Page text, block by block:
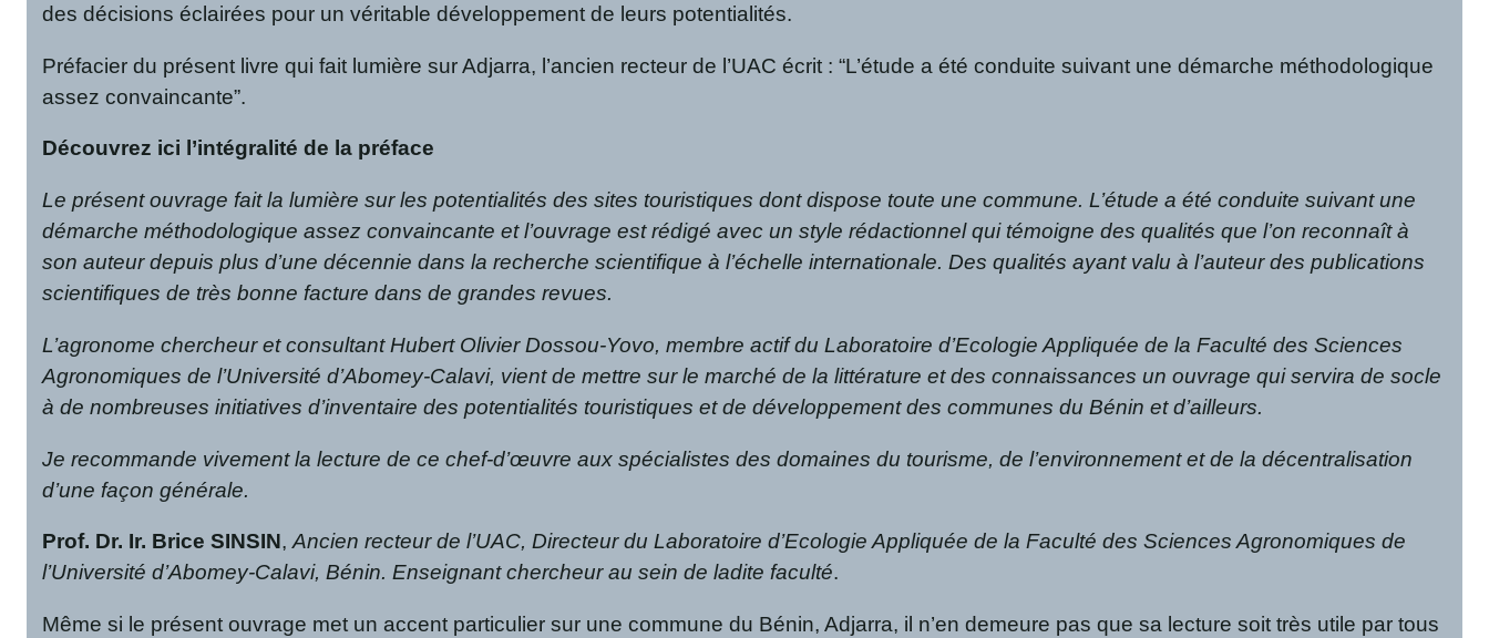
des décisions éclairées pour un véritable développement de leurs potentialités.
Préfacier du présent livre qui fait lumière sur Adjarra, l’ancien recteur de l’UAC écrit : “L’étude a été conduite suivant une démarche méthodologique
assez convaincante”.
Découvrez ici l’intégralité de la préface
Le présent ouvrage fait la lumière sur les potentialités des sites touristiques dont dispose toute une commune. L’étude a été conduite suivant une
démarche méthodologique assez convaincante et l’ouvrage est rédigé avec un style rédactionnel qui témoigne des qualités que l’on reconnaît à
son auteur depuis plus d’une décennie dans la recherche scientifique à l’échelle internationale. Des qualités ayant valu à l’auteur des publications
scientifiques de très bonne facture dans de grandes revues.
L’agronome chercheur et consultant Hubert Olivier Dossou-Yovo, membre actif du Laboratoire d’Ecologie Appliquée de la Faculté des Sciences
Agronomiques de l’Université d’Abomey-Calavi, vient de mettre sur le marché de la littérature et des connaissances un ouvrage qui servira de socle
à de nombreuses initiatives d’inventaire des potentialités touristiques et de développement des communes du Bénin et d’ailleurs.
Je recommande vivement la lecture de ce chef-d’œuvre aux spécialistes des domaines du tourisme, de l’environnement et de la décentralisation
d’une façon générale.
Prof. Dr. Ir. Brice SINSIN,Ancien recteur de l’UAC, Directeur du Laboratoire d’Ecologie Appliquée de la Faculté des Sciences Agronomiques de
l’Université d’Abomey-Calavi, Bénin. Enseignant chercheur au sein de ladite faculté.
Même si le présent ouvrage met un accent particulier sur une commune du Bénin, Adjarra, il n’en demeure pas que sa lecture soit très utile par tous